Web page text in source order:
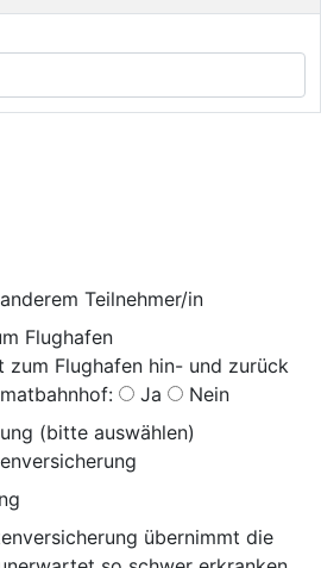
Teilnehmer/in
Flughafen
Flughafen hin- und zurück
Ja
Nein
(bitte auswählen)
übernimmt die